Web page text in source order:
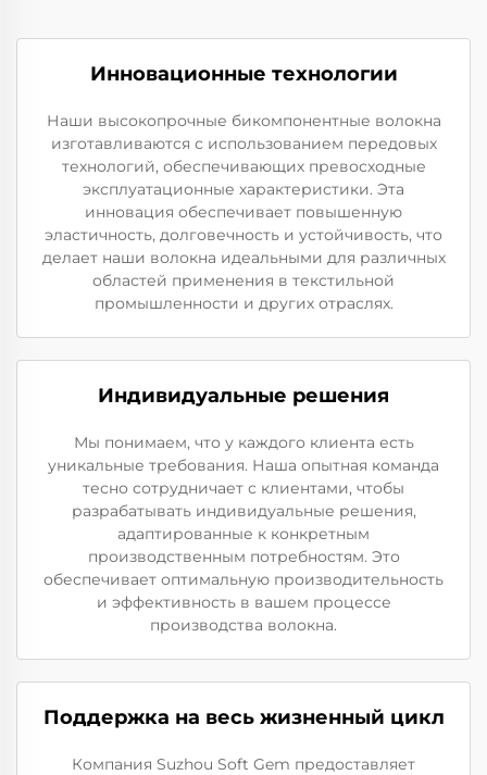
Инновационные технологии
Наши высокопрочные бикомпонентные волокна
изготавливаются с использованием передовых
технологий, обеспечивающих превосходные
эксплуатационные характеристики. Эта
инновация обеспечивает повышенную
эластичность, долговечность и устойчивость, что
делает наши волокна идеальными для различных
областей применения в текстильной
промышленности и других отраслях.
Индивидуальные решения
Мы понимаем, что у каждого клиента есть
уникальные требования. Наша опытная команда
тесно сотрудничает с клиентами, чтобы
разрабатывать индивидуальные решения,
адаптированные к конкретным
производственным потребностям. Это
обеспечивает оптимальную производительность
и эффективность в вашем процессе
производства волокна.
Поддержка на весь жизненный цикл
Компания Suzhou Soft Gem предоставляет